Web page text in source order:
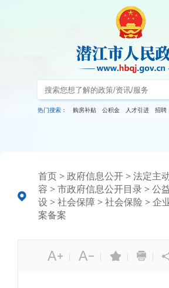
热门搜索： 购房补贴 公积金 人才引进 招聘
首页 > 政府信息公开 > 法定主
容 > 市政府信息公开目录 > 公
设 > 社会保障 > 社会保险 > 企
案备案
| | | |